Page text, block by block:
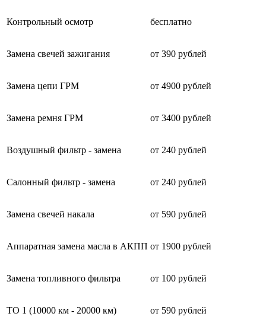
Контрольный осмотр бесплатно
Замена свечей зажигания от 390 рублей
Замена цепи ГРМ от 4900 рублей
Замена ремня ГРМ от 3400 рублей
Воздушный фильтр - замена от 240 рублей
Салонный фильтр - замена от 240 рублей
Замена свечей накала от 590 рублей
Аппаратная замена масла в АКПП от 1900 рублей
Замена топливного фильтра от 100 рублей
ТО 1 (10000 км - 20000 км) от 590 рублей